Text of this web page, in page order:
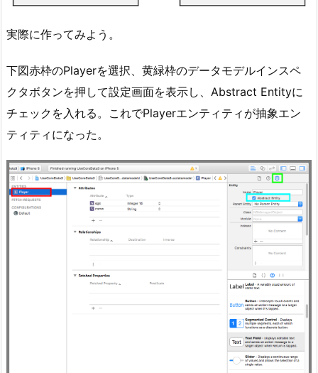
実際に作ってみよう。
下図赤枠のPlayerを選択、黄緑枠のデータモデルインスペ
クタボタンを押して設定画面を表示し、Abstract Entityに
チェックを入れる。これでPlayerエンティティが抽象エン
ティティになった。